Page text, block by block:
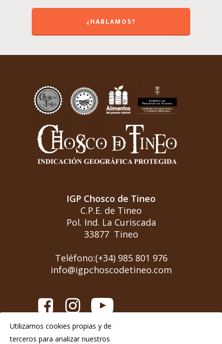
¿HABLAMOS?
IGP Chosco de Tineo
C.P.E. de Tineo
Pol. Ind. La Curiscada
33877 Tineo
Teléfono:(+34) 985 801 976
info@igpchoscodetineo.com
Aviso Legal
Utilizamos cookies propias y de
terceros para analizar nuestros